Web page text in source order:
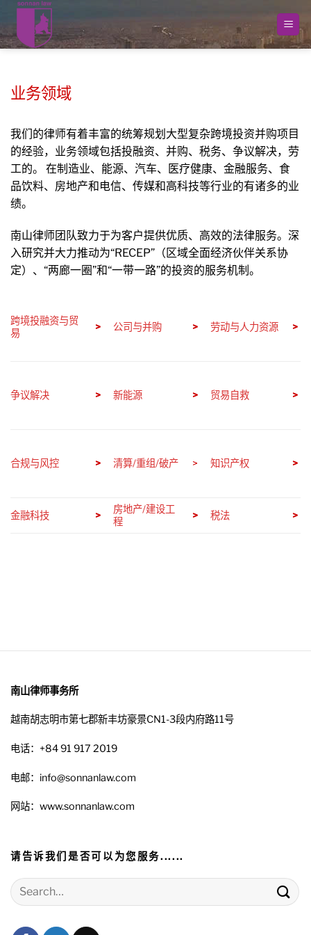
到
内
业务领域
我们的律师有着丰富的统筹规划大型复杂跨境投资并购项目
的经验，业务领域包括投融资、并购、税务、争议解决，劳
工的。 在制造业、能源、汽车、医疗健康、金融服务、食
品饮料、房地产和电信、传媒和高科技等行业的有诸多的业
绩。
南山律师团队致力于为客户提供优质、高效的法律服务。深
入研究并大力推动为“RECEP”（区域全面经济伙伴关系协
定）、“两廊一圈”和“一带一路”的投资的服务机制。
跨境投融资与贸
易
> 公司与并购 > 劳动与人力资源 >
争议解决 > 新能源 > 贸易自救 >
合规与风控 > 清算/重组/破产 > 知识产权 >
金融科技 >
房地产/建设工
程
> 税法 >
南山律师事务所
越南胡志明市第七郡新丰坊豪景CN1-3段内府路11号
电话：+84 91 917 2019
电邮：info@sonnanlaw.com
网站：www.sonnanlaw.com
请告诉我们是否可以为您服务......